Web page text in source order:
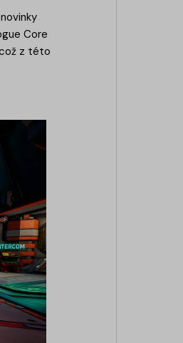
Core
z této